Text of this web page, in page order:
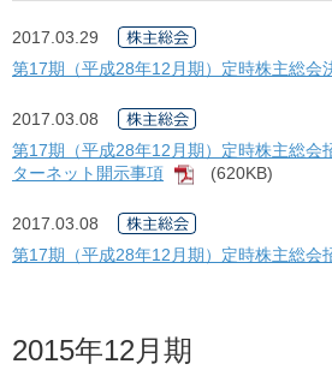
2017.03.29
第17期（平成28年12月期）定時株主総会
2017.03.08
第17期（平成28年12月期）定時株主総会
ターネット開示事項
[PDF]
(620KB)
2017.03.08
第17期（平成28年12月期）定時株主総会
2015年12月期